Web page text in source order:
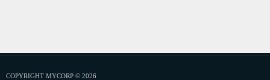
COPYRIGHT MYCORP © 2026